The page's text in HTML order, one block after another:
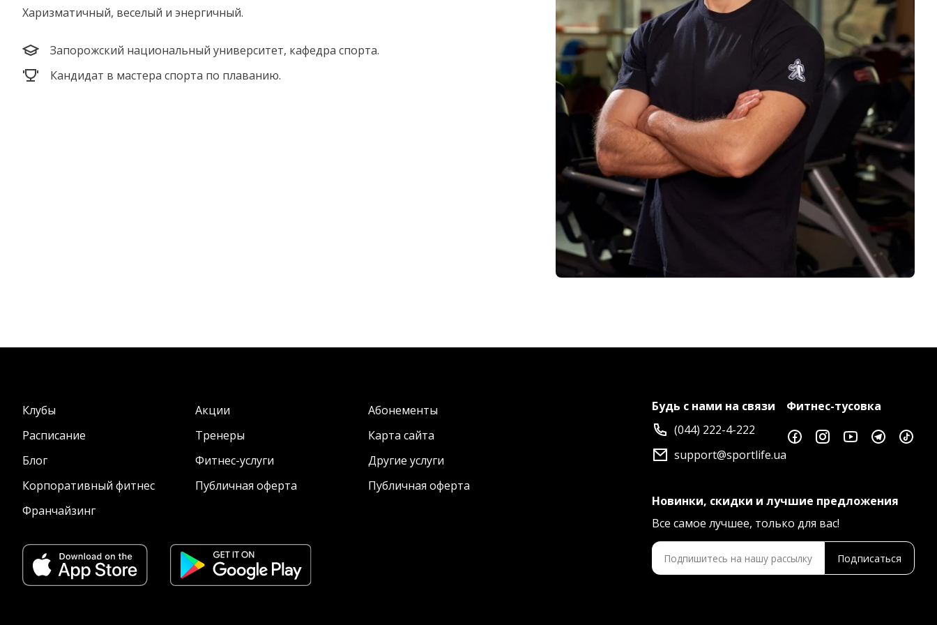
Харизматичный, веселый и энергичный.
Запорожский национальный университет, кафедра спорта.
Кандидат в мастера спорта по плаванию.
Клубы Акции
Абонементы
Расписание
Тренеры
Карта сайта
Блог
Фитнес-услуги
Другие услуги
Корпоративный фитнес
Публичная оферта
Публичная оферта
Франчайзинг
Будь с нами на связи
(044) 222-4-222
support@sportlife.ua
Фитнес-тусовка
Новинки, скидки и лучшие предложения
Все самое лучшее, только для вас!
Подписаться